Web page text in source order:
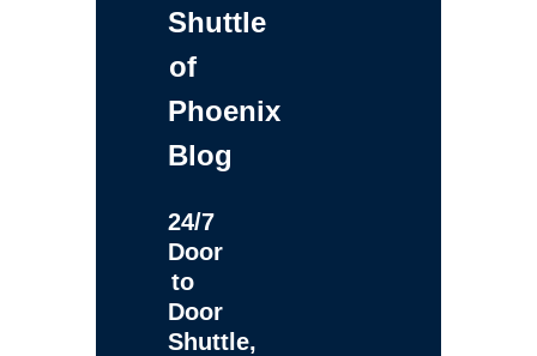
Shuttle
of
Phoenix
Blog
24/7
Door
to
Door
Shuttle,